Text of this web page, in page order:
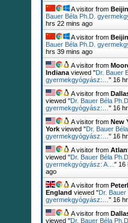
A visitor from
Bauer Béla Ph.D.
hrs 22 mins ago
A visitor from
Bauer Béla Ph.D.
hrs 39 mins ago
A visitor from
Indiana viewed "Dr. Bauer
gyermekgyógyász:… " 16
A visitor from
viewed "Dr. Bauer Béla Ph.D.
gyermekgyógyász:… " 16
A visitor from New
York viewed "Dr. Bauer
gyermekgyógyász:… " 16
A visitor from
viewed "Dr. Bauer Béla Ph.D.
gyermekgyógyász: A… " 16
ago
A visitor from
England viewed "Dr. Bauer
gyermekgyógyász:… " 16
A visitor from
viewed "Dr. Bauer Béla Ph.D.